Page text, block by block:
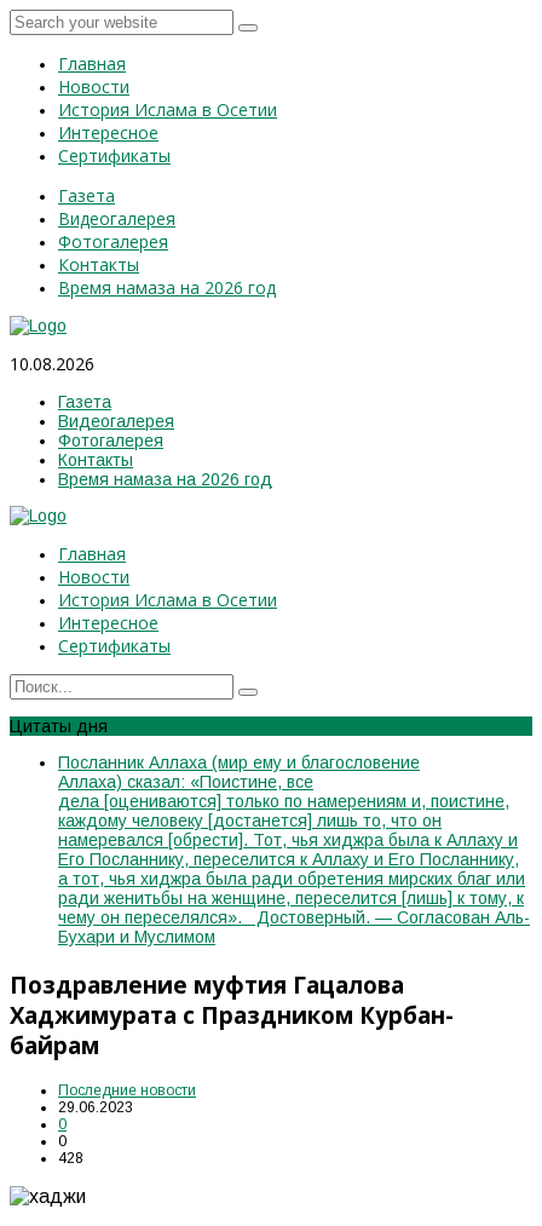
Главная
Новости
История Ислама в Осетии
Интересное
Сертификаты
Газета
Видеогалерея
Фотогалерея
Контакты
Время намаза на 2026 год
10.08.2026
Газета
Видеогалерея
Фотогалерея
Контакты
Время намаза на 2026 год
Главная
Новости
История Ислама в Осетии
Интересное
Сертификаты
Цитаты дня
Посланник Аллаха (мир ему и благословение
Аллаха) сказал: «Поистине, все
дела [оцениваются] только по намерениям и, поистине,
каждому человеку [достанется] лишь то, что он
намеревался [обрести]. Тот, чья хиджра была к Аллаху и
Его Посланнику, переселится к Аллаху и Его Посланнику,
а тот, чья хиджра была ради обретения мирских благ или
ради женитьбы на женщине, переселится [лишь] к тому, к
чему он переселялся». Достоверный. — Согласован Аль-
Бухари и Муслимом
Поздравление муфтия Гацалова
Хаджимурата с Праздником Курбан-
байрам
Последние новости
29.06.2023
0
0
428